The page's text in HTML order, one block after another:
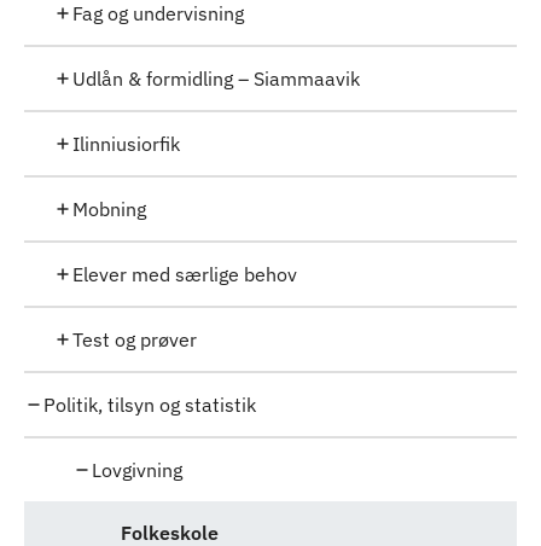
Fag og undervisning
Udlån & formidling – Siammaavik
Ilinniusiorfik
Mobning
Elever med særlige behov
Test og prøver
Politik, tilsyn og statistik
Lovgivning
Folkeskole